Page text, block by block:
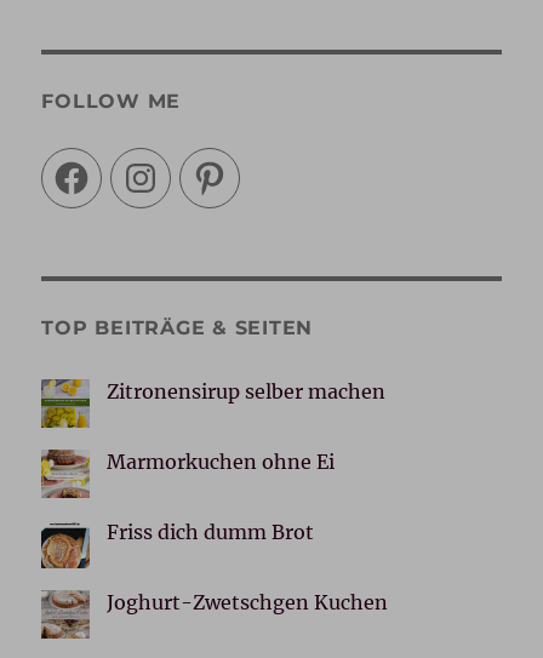
FOLLOW ME
FacebookInstagramPinterest
TOP BEITRÄGE & SEITEN
Zitronensirup selber machen
Marmorkuchen ohne Ei
Friss dich dumm Brot
Joghurt-Zwetschgen Kuchen